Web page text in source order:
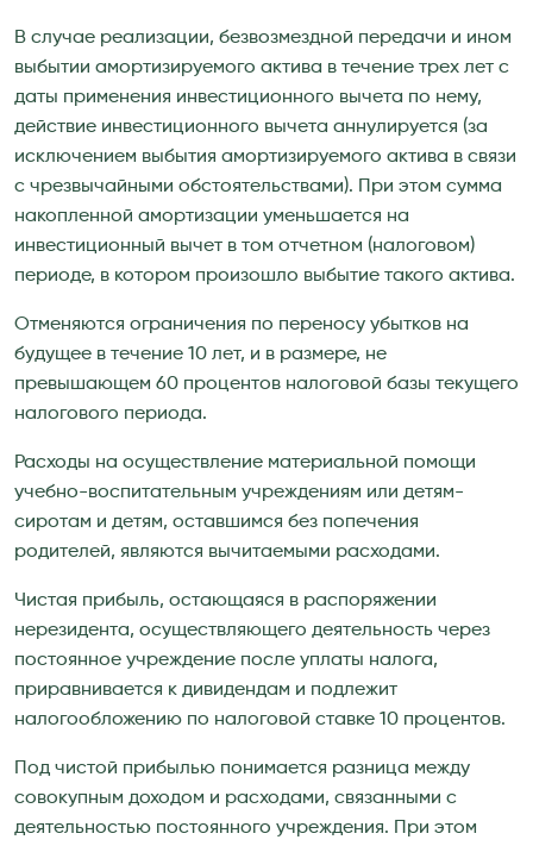
В случае реализации, безвозмездной передачи и ином
выбытии амортизируемого актива в течение трех лет с
даты применения инвестиционного вычета по нему,
действие инвестиционного вычета аннулируется (за
исключением выбытия амортизируемого актива в связи
с чрезвычайными обстоятельствами). При этом сумма
накопленной амортизации уменьшается на
инвестиционный вычет в том отчетном (налоговом)
периоде, в котором произошло выбытие такого актива.
Отменяются ограничения по переносу убытков на
будущее в течение 10 лет, и в размере, не
превышающем 60 процентов налоговой базы текущего
налогового периода.
Расходы на осуществление материальной помощи
учебно-воспитательным учреждениям или детям-
сиротам и детям, оставшимся без попечения
родителей, являются вычитаемыми расходами.
Чистая прибыль, остающаяся в распоряжении
нерезидента, осуществляющего деятельность через
постоянное учреждение после уплаты налога,
приравнивается к дивидендам и подлежит
налогообложению по налоговой ставке 10 процентов.
Под чистой прибылью понимается разница между
совокупным доходом и расходами, связанными с
деятельностью постоянного учреждения. При этом